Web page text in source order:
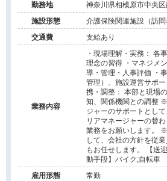
勤務地
神奈川県相模原市中央
みつ101号
施設形態
介護保険関連施設（訪問
交通費
支給あり
業務内容
・現場理解・実務： 各
理念の習得 ・マネジメ
導・管理・人事評価 ・
管理）、施設運営サポ
携・調整： 本部と現場
知、関係機関との調整
ジャーのサポートとし
リアマネージャーの替
業務をお願いします。
して、会社の方針を従
もお任せします。 【送
動手段】バイク;自転車
雇用形態
常勤